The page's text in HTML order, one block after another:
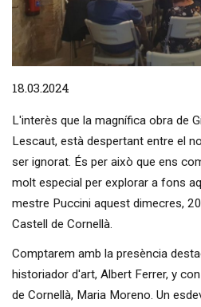
18.03.2024
L'interès que la magnífica obra de
Lescaut, està despertant entre el
ser ignorat. És per això que ens
molt especial per explorar a fons
mestre Puccini aquest dimecres,
Castell de Cornellà.
Comptarem amb la presència
historiador d'art, Albert Ferrer, y
de Cornellà, Maria Moreno. Un